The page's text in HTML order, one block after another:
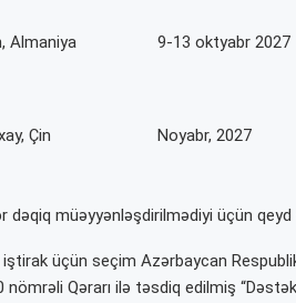
Almaniya 9-13 oktyabr 2027
Çin Noyabr, 2027
müəyyənləşdirilmədiyi üçün qeyd
üçün seçim Azərbaycan
Qərarı ilə təsdiq edilmiş